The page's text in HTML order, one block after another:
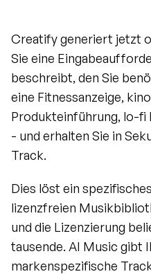
Creatify generiert jetzt
Sie eine
beschreibt, den Sie
eine Fitnessanzeige,
Produkteinführung, lo-fi
- und erhalten Sie in
Track.
Dies löst ein
lizenzfreien
und die Lizenzierung
tausende. AI Music gibt
markenspezifische